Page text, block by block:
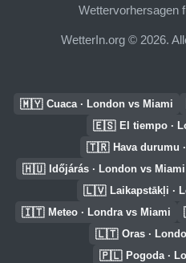
Wettervorhersagen
WetterIn.org © 2026.
🇲🇾 Cuaca · London vs Miami
🇪🇸 El tiempo ·
🇹🇷 Hava durumu
🇭🇺 Időjárás · London vs Miami
🇱🇻 Laikapstākļi ·
🇮🇹 Meteo · Londra vs Miami
🇱🇹 Oras ·
🇵🇱 Pogoda ·